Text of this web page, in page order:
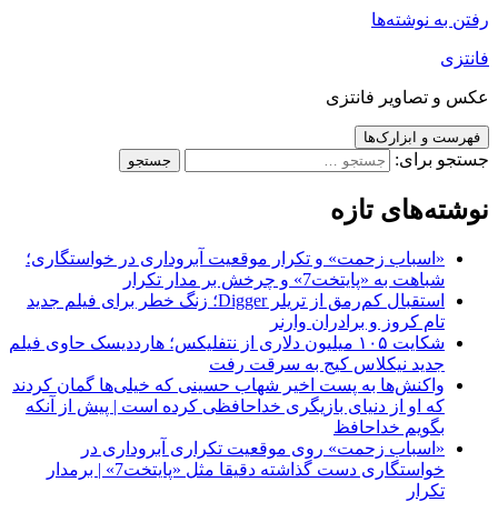
رفتن به نوشته‌ها
فانتزی
عکس و تصاویر فانتزی
فهرست و ابزارک‌ها
جستجو برای:
نوشته‌های تازه
«اسباب زحمت» و تکرار موقعیت آبروداری در خواستگاری؛
شباهت به «پایتخت7» و چرخش بر مدار تکرار
استقبال کم‌رمق از تریلر Digger؛ زنگ خطر برای فیلم جدید
تام کروز و برادران وارنر
شکایت ۱۰۵ میلیون دلاری از نتفلیکس؛ هارددیسک حاوی فیلم
جدید نیکلاس کیج به سرقت رفت
واکنش‌ها به پست اخیر شهاب حسینی که خیلی‌ها گمان کردند
که او از دنیای بازیگری خداحافظی کرده است | پیش از آنکه
بگویم خداحافظ
«اسباب زحمت» روی موقعیت تکراری آبروداری در
خواستگاری دست گذاشته دقیقا مثل «پایتخت7» | برمدار
تکرار